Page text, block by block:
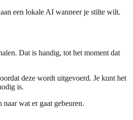
een lokale AI wanneer je stilte wilt.
Dat is handig, tot het moment dat
deze wordt uitgevoerd. Je kunt het
is.
wat er gaat gebeuren.